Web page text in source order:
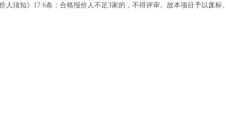
须知》17.6条：合格报价人不足3家的，不得评审。故本项目予以废标。